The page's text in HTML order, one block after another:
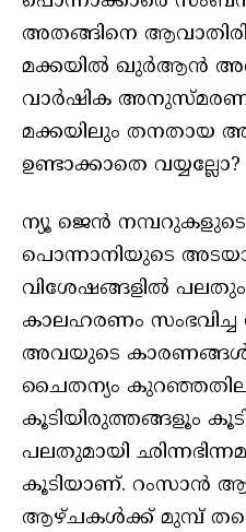
അതങ്ങിനെ
മക്കയിൽ ഖുർആൻ
വാർഷിക
മക്കയിലും തനതായ
ഉണ്ടാക്കാതെ വയ്യല്ലോ?
ന്യൂ ജെൻ
പൊന്നാനിയുടെ
വിശേഷങ്ങളിൽ
കാലഹരണം സംഭവിച്ച
അവയുടെ കാരണങ്ങൾ
ചൈതന്യം
കൂടിയിരുത്തങ്ങളൂം
പലതുമായി
കൂടിയാണ്. റംസാൻ
ആഴ്ചകൾക്ക് മുമ്പ്